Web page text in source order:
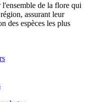
de la flore qui
assurant leur
des espèces les plus